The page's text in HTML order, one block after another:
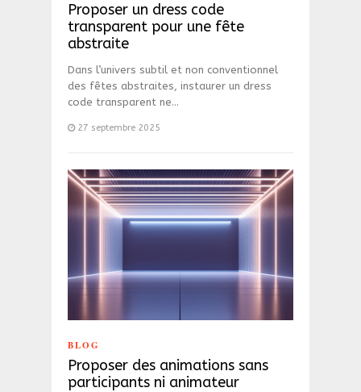
Proposer un dress code
transparent pour une fête
abstraite
Dans l’univers subtil et non conventionnel
des fêtes abstraites, instaurer un dress
code transparent ne…
27 septembre 2025
BLOG
Proposer des animations sans
participants ni animateur